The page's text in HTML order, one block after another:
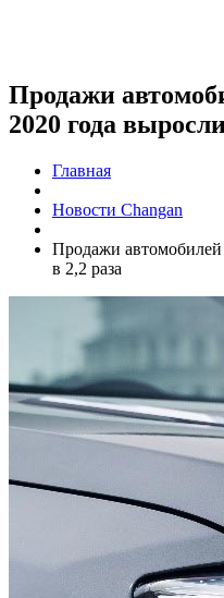
Продажи
2020 года
Главная
Новости Changan
Продажи автомобилей
в 2,2 раза